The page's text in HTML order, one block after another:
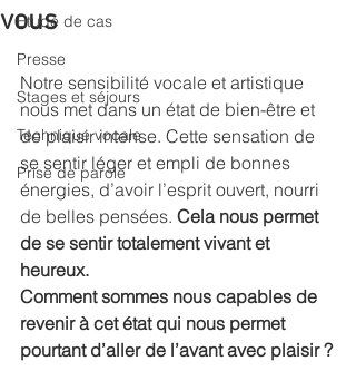
Etude de cas
Presse
Stages et séjours
Technique vocale
Prise de parole
vous
Notre sensibilité vocale et artistique
nous met dans un état de bien-être et
de plaisir intense. Cette sensation de
se sentir léger et empli de bonnes
énergies, d’avoir l’esprit ouvert, nourri
de belles pensées. Cela nous permet
de se sentir totalement vivant et
heureux.
Comment sommes nous capables de
revenir à cet état qui nous permet
pourtant d’aller de l’avant avec plaisir ?